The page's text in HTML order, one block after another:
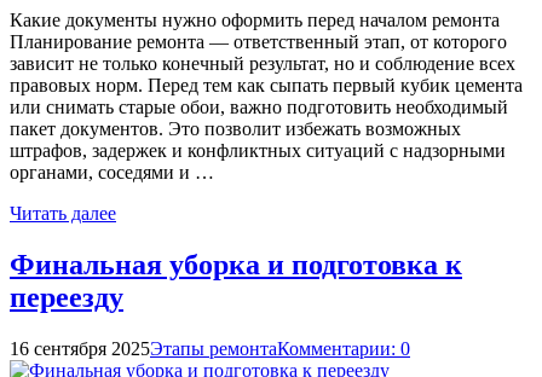
Какие документы нужно оформить перед началом ремонта
Планирование ремонта — ответственный этап, от которого
зависит не только конечный результат, но и соблюдение всех
правовых норм. Перед тем как сыпать первый кубик цемента
или снимать старые обои, важно подготовить необходимый
пакет документов. Это позволит избежать возможных
штрафов, задержек и конфликтных ситуаций с надзорными
органами, соседями и …
Читать далее
Финальная уборка и подготовка к
переезду
16 сентября 2025Этапы ремонтаКомментарии: 0